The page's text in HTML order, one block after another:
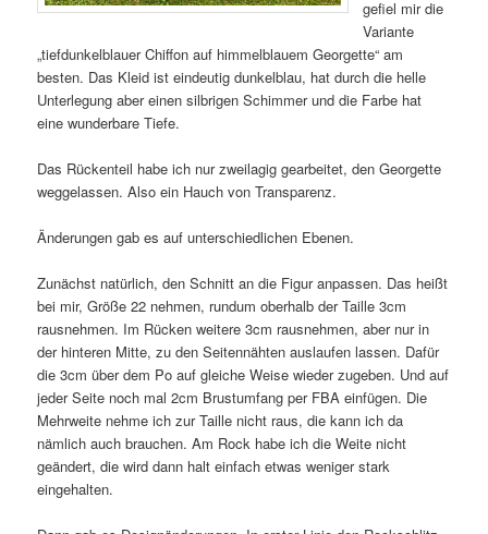
gefiel mir die
Variante
„tiefdunkelblauer Chiffon auf himmelblauem Georgette“ am
besten. Das Kleid ist eindeutig dunkelblau, hat durch die helle
Unterlegung aber einen silbrigen Schimmer und die Farbe hat
eine wunderbare Tiefe.
Das Rückenteil habe ich nur zweilagig gearbeitet, den Georgette
weggelassen. Also ein Hauch von Transparenz.
Änderungen gab es auf unterschiedlichen Ebenen.
Zunächst natürlich, den Schnitt an die Figur anpassen. Das heißt
bei mir, Größe 22 nehmen, rundum oberhalb der Taille 3cm
rausnehmen. Im Rücken weitere 3cm rausnehmen, aber nur in
der hinteren Mitte, zu den Seitennähten auslaufen lassen. Dafür
die 3cm über dem Po auf gleiche Weise wieder zugeben. Und auf
jeder Seite noch mal 2cm Brustumfang per FBA einfügen. Die
Mehrweite nehme ich zur Taille nicht raus, die kann ich da
nämlich auch brauchen. Am Rock habe ich die Weite nicht
geändert, die wird dann halt einfach etwas weniger stark
eingehalten.